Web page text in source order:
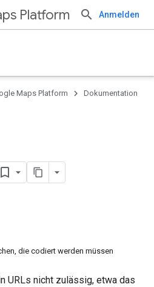
Platform Anmelden
Maps Platform Dokumentation
die codiert werden müssen
URLs nicht zulässig, etwa das